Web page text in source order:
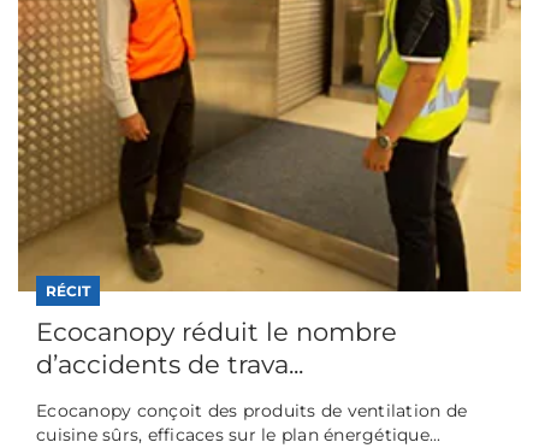
RÉCIT
Ecocanopy réduit le nombre
d’accidents de trava...
Ecocanopy conçoit des produits de ventilation de
cuisine sûrs, efficaces sur le plan énergétique...